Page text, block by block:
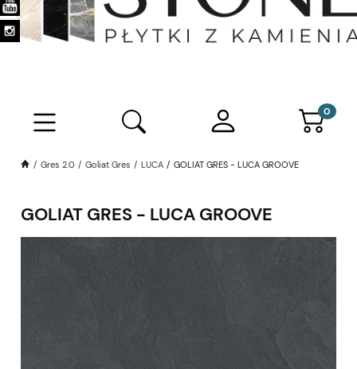
Gres 2.0 Goliat Gres LUCA GOLIAT GRES - LUCA GROOVE
GOLIAT GRES - LUCA GROOVE